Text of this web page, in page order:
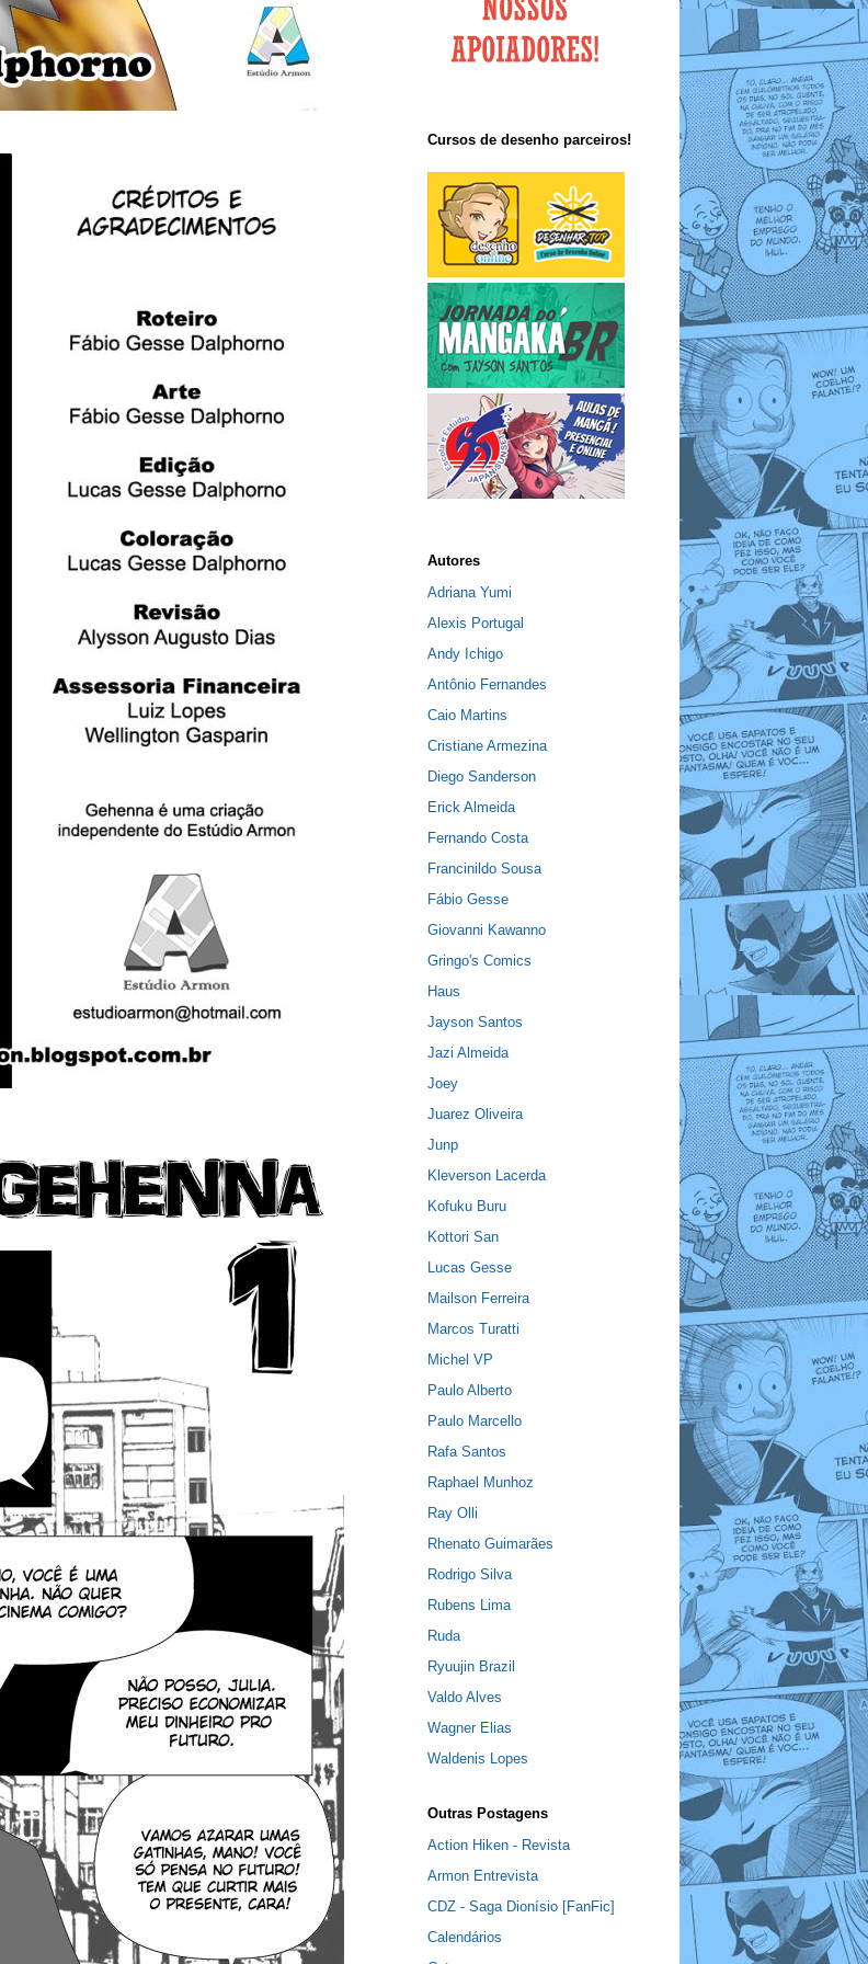
Cursos de desenho parceiros!
Autores
Adriana Yumi
Alexis Portugal
Andy Ichigo
Antônio Fernandes
Caio Martins
Cristiane Armezina
Diego Sanderson
Erick Almeida
Fernando Costa
Francinildo Sousa
Fábio Gesse
Giovanni Kawanno
Gringo's Comics
Haus
Jayson Santos
Jazi Almeida
Joey
Juarez Oliveira
Junp
Kleverson Lacerda
Kofuku Buru
Kottori San
Lucas Gesse
Mailson Ferreira
Marcos Turatti
Michel VP
Paulo Alberto
Paulo Marcello
Rafa Santos
Raphael Munhoz
Ray Olli
Rhenato Guimarães
Rodrigo Silva
Rubens Lima
Ruda
Ryuujin Brazil
Valdo Alves
Wagner Elias
Waldenis Lopes
Outras Postagens
Action Hiken - Revista
Armon Entrevista
CDZ - Saga Dionísio [FanFic]
Calendários